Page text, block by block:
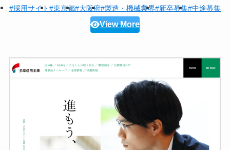
#採用サイト#東京都#大阪府#製造・機械業界#新卒募集#中途募集
View More